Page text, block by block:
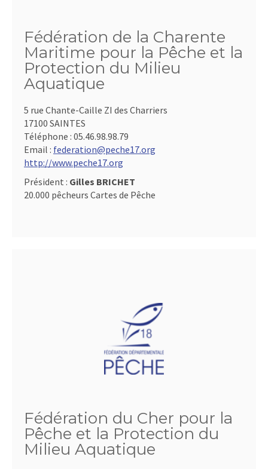
Fédération de la Charente
Maritime pour la Pêche et la
Protection du Milieu
Aquatique
5 rue Chante-Caille ZI des Charriers
17100 SAINTES
Téléphone : 05.46.98.98.79
Email : federation@peche17.org
http://www.peche17.org
Président : Gilles BRICHET
20.000 pêcheurs Cartes de Pêche
Fédération du Cher pour la
Pêche et la Protection du
Milieu Aquatique